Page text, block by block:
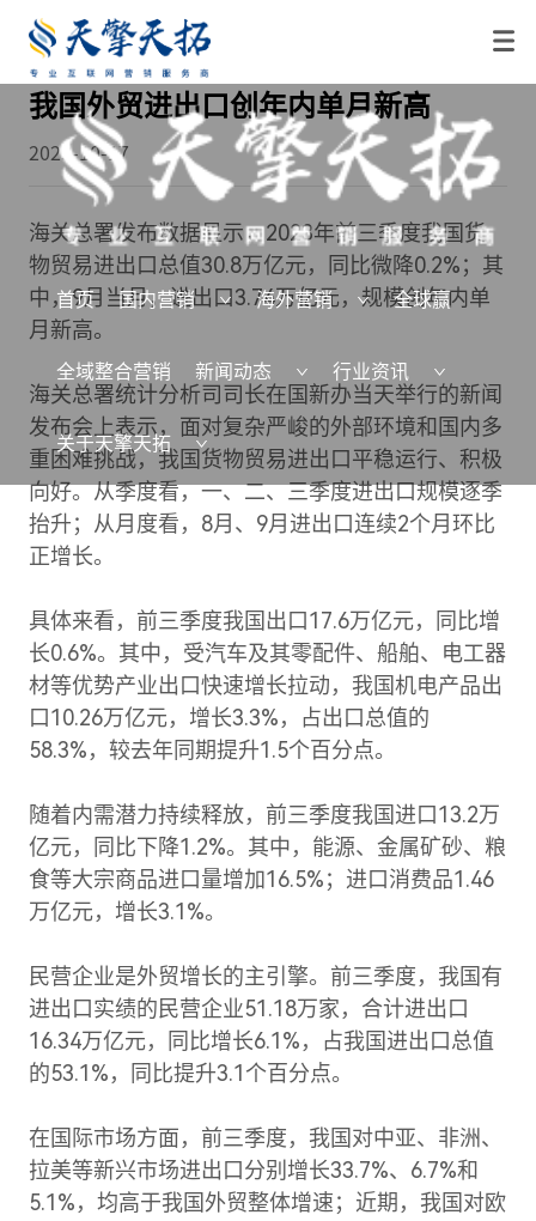
首页 国内营销 海外营销 全球赢
全域整合营销 新闻动态 行业资讯
关于天擎天拓
我国外贸进出口创年内单月新高
2023-10-17
海关总署发布数据显示，2023年前三季度我国货
物贸易进出口总值30.8万亿元，同比微降0.2%；其
中，9月当月，进出口3.74万亿元，规模创年内单
月新高。
海关总署统计分析司司长在国新办当天举行的新闻
发布会上表示，面对复杂严峻的外部环境和国内多
重困难挑战，我国货物贸易进出口平稳运行、积极
向好。从季度看，一、二、三季度进出口规模逐季
抬升；从月度看，8月、9月进出口连续2个月环比
正增长。
具体来看，前三季度我国出口17.6万亿元，同比增
长0.6%。其中，受汽车及其零配件、船舶、电工器
材等优势产业出口快速增长拉动，我国机电产品出
口10.26万亿元，增长3.3%，占出口总值的
58.3%，较去年同期提升1.5个百分点。
随着内需潜力持续释放，前三季度我国进口13.2万
亿元，同比下降1.2%。其中，能源、金属矿砂、粮
食等大宗商品进口量增加16.5%；进口消费品1.46
万亿元，增长3.1%。
民营企业是外贸增长的主引擎。前三季度，我国有
进出口实绩的民营企业51.18万家，合计进出口
16.34万亿元，同比增长6.1%，占我国进出口总值
的53.1%，同比提升3.1个百分点。
在国际市场方面，前三季度，我国对中亚、非洲、
拉美等新兴市场进出口分别增长33.7%、6.7%和
5.1%，均高于我国外贸整体增速；近期，我国对欧